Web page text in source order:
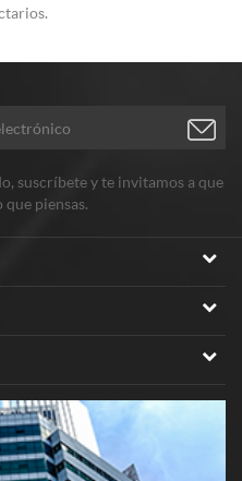
suscríbete y te invitamos a que
que piensas.